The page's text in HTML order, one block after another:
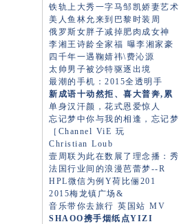
铁轨上大秀一字马邹凯娇妻艺术
美人鱼林允来到巴黎时装周
俄罗斯女胖子减掉肥肉成女神
李湘王诗龄全家福 曝李湘家豪
四千年一遇鞠婧祎\费沁源
太帅男子被沙特驱逐出境
最潮的手机：2015全透明手
新成语十动然拒、喜大普奔,累
单身汉汗颜，花式恩爱惊人
忘记梦中你与我的相逢，忘记梦
［Channel ViE 玩
Christian Loub
壹周联为此在数展了理念播：秀
法国行业间的浪漫芭蕾梦--R
HPL微信为例Y荷比俪201
2015梅龙镇广场&
音乐带你去旅行 英国站 MV
SHAOO携手烟纸点YIZI